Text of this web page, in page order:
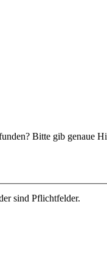
Bitte gib genaue
sind Pflichtfelder.